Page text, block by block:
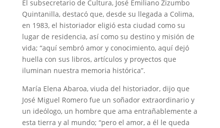
El subsecretario de Cultura, José Emiliano Zizumbo
Quintanilla, destacó que, desde su llegada a Colima,
en 1983, el historiador eligió esta ciudad como su
lugar de residencia, así como su destino y misión de
vida; “aquí sembró amor y conocimiento, aquí dejó
huella con sus libros, artículos y proyectos que
iluminan nuestra memoria histórica”.
María Elena Abaroa, viuda del historiador, dijo que
José Miguel Romero fue un soñador extraordinario y
un ideólogo, un hombre que ama entrañablemente a
esta tierra y al mundo; “pero el amor, a él le queda